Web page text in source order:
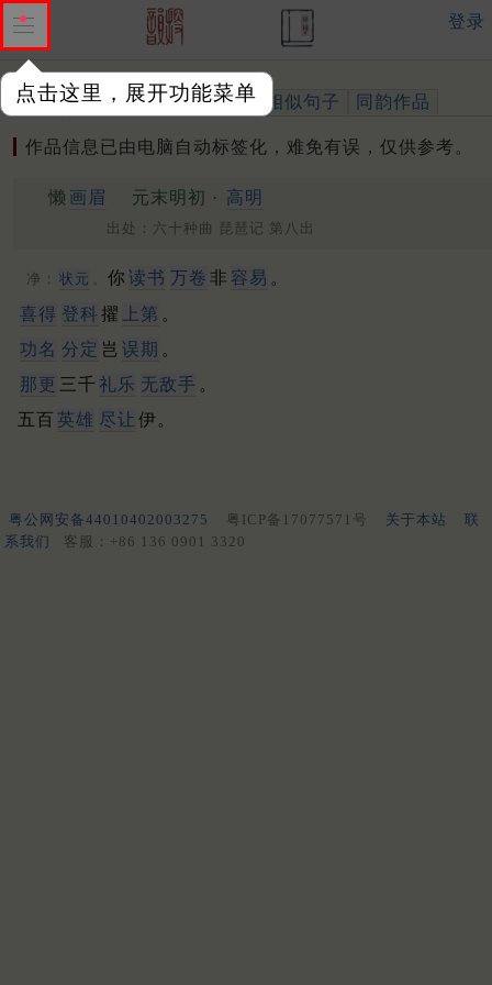
点击这里，展开功能菜单
登录
作品 标注四声 出处、引用 相似句子 同韵作品
作品信息已由电脑自动标签化，难免有误，仅供参考。
懒 画眉 元末明初 · 高明
出处：六十种曲 琵琶记 第八出
净： 状元 你读书 万卷 非 容易 。
喜得 登科 擢 上第 。
功名 分定 岂 误期 。
那更 三千 礼乐 无敌手 。
五百 英雄 尽让 伊。
粤公网安备44010402003275 粤ICP备17077571号 关于本站
联
系我们
客服：+86 136 0901 3320